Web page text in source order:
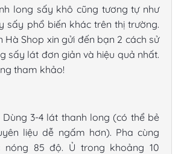
long sấy khô cũng tương tự như
sấy phổ biến khác trên thị trường.
Hà Shop xin gửi đến bạn 2 cách sử
sấy lát đơn giản và hiệu quả nhất.
tham khảo!
Dùng 3-4 lát thanh long (có thể bẻ
liệu dễ ngấm hơn). Pha cùng
nóng 85 độ. Ủ trong khoảng 10